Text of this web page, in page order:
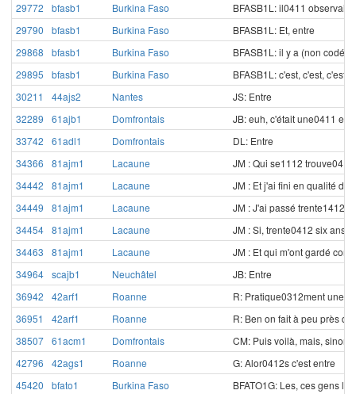
29772
bfasb1 Burkina Faso
BFASB1L: il0411 observait
29790
bfasb1 Burkina Faso
BFASB1L: Et, entre
29868
bfasb1 Burkina Faso
BFASB1L: il y a (non
29895
bfasb1 Burkina Faso
BFASB1L: c'est, c'est, c'est
30211
44ajs2 Nantes
JS: Entre
32289
61ajb1 Domfrontais
JB: euh, c'était une0411
33742
61adl1 Domfrontais
DL: Entre
34366
81ajm1 Lacaune
JM : Qui se1112
34442
81ajm1 Lacaune
JM : Et j'ai fini en qualité
34449
81ajm1 Lacaune
JM : J'ai passé trente1412
34454 81ajm1 Lacaune
JM : Si, trente0412 six ans.
34463
81ajm1 Lacaune
JM : Et qui m'ont gardé
34964 scajb1 Neuchâtel
JB: Entre
36942
42arf1 Roanne
R: Pratique0312ment
36951
42arf1 Roanne
R: Ben on fait à peu près
38507 61acm1 Domfrontais
CM: Puis voilà, mais,
42796
42ags1 Roanne
G: Alor0412s c'est entre
45420
bfato1 Burkina Faso
BFATO1G: Les, ces gens